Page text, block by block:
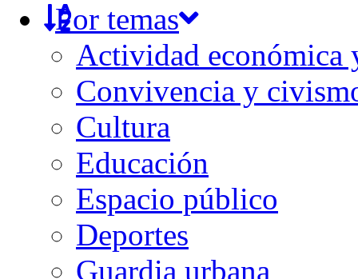
Por temas
Actividad económica
Convivencia y
Cultura
Educación
Espacio público
Deportes
Guardia urbana